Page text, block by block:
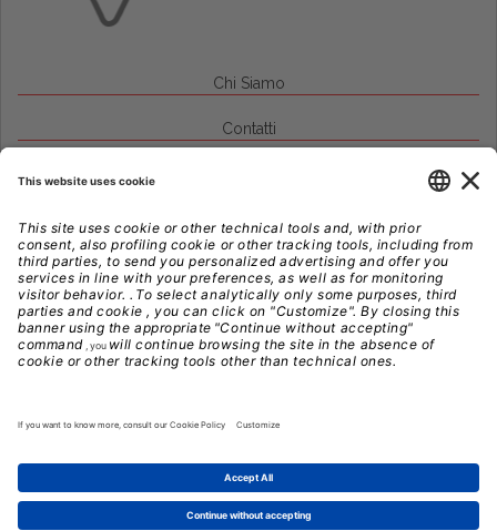
Chi Siamo
Contatti
Note Legali
Privacy
Gestione Cookie